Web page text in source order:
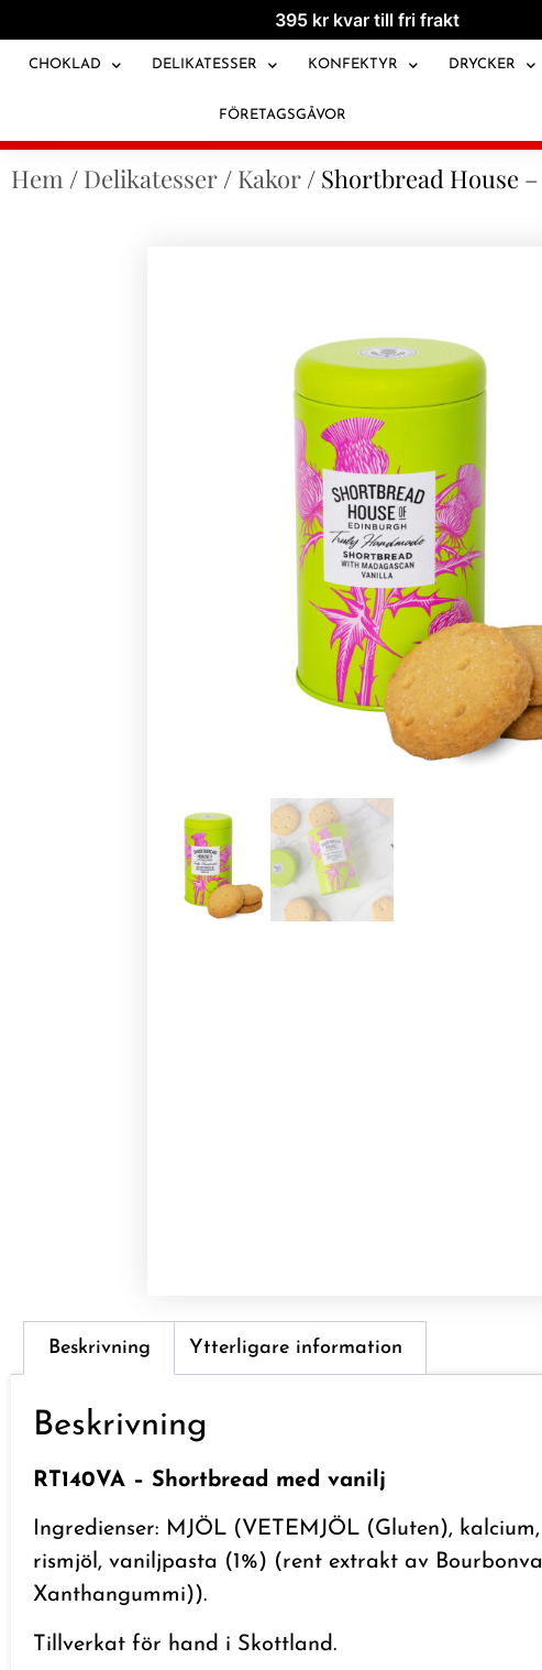
395 kr kvar till fri frakt
CHOKLAD DELIKATESSER KONFEKTYR DRYCKER
FÖRETAGSGÅVOR
Hem / Delikatesser / Kakor / Shortbread House
Beskrivning Ytterligare information
Beskrivning
RT140VA – Shortbread med vanilj
Ingredienser: MJÖL (VETEMJÖL (Gluten),
rismjöl, vaniljpasta (1%) (rent extrakt av
Xanthangummi)).
Tillverkat för hand i Skottland.